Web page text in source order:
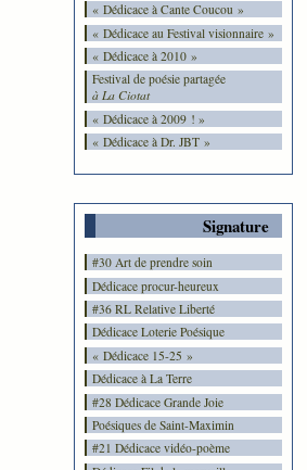
« Dédicace à Cante Coucou »
« Dédicace au Festival visionnaire »
« Dédicace à 2010 »
Festival de poésie partagée
à La Ciotat
« Dédicace à 2009 ! »
« Dédicace à Dr. JBT »
Signature
#30 Art de prendre soin
Dédicace procur-heureux
#36 RL Relative Liberté
Dédicace Loterie Poésique
« Dédicace 15-25 »
Dédicace à La Terre
#28 Dédicace Grande Joie
Poésiques de Saint-Maximin
#21 Dédicace vidéo-poème